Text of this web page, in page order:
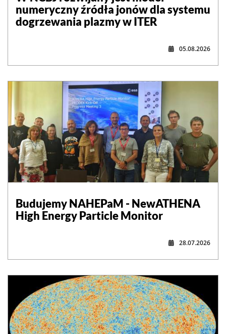
numeryczny źródła jonów dla systemu
dogrzewania plazmy w ITER
05.08.2026
Budujemy NAHEPaM - NewATHENA
High Energy Particle Monitor
28.07.2026